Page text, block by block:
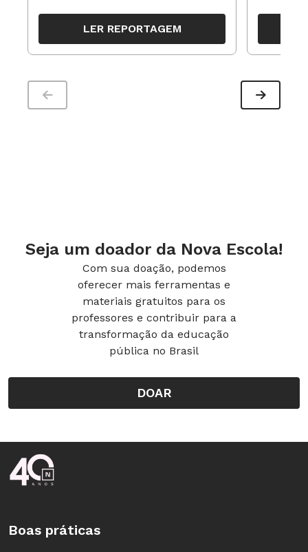
organizar ações para orientar o
trabalho pedagógico ao longo do
período
LER REPORTAGEM
propostas
Seja um doador da Nova Escola!
Com sua doação, podemos
oferecer mais ferramentas e
materiais gratuitos para os
professores e contribuir para a
transformação da educação
pública no Brasil
DOAR
Rodapé da Nova Escola
Boas práticas